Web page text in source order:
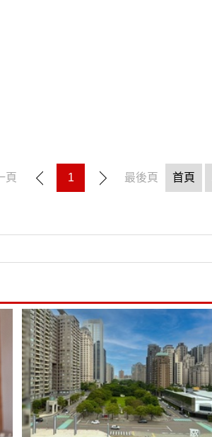
頁 1 最後頁 首頁